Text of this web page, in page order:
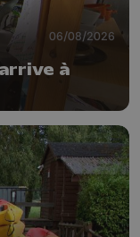
06/08/2026
à